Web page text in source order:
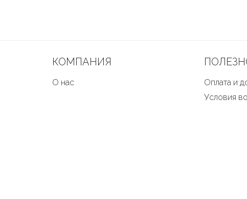
КОМПАНИЯ
О нас
Оплата и
Условия